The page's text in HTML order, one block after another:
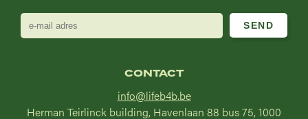
e-
mail
CONTACT
info@lifeb4b.be
Herman Teirlinck building, Havenlaan 88 bus 75, 1000